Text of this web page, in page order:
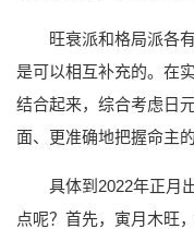
旺衰派和格局派各
是可以相互补充的。在
结合起来，综合考虑日
面、更准确地把握命主的
具体到2022年正月
点呢？首先，寅月木旺